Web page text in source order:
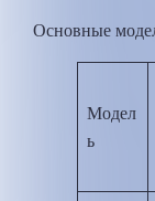
Основные
Модел
ь